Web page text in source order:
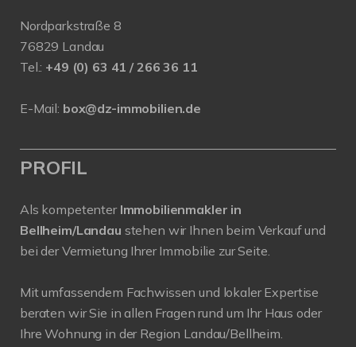
Nordparkstraße 8
76829 Landau
Tel.: +49 (0) 63 41 / 266 36 11
E-Mail: box@dz-immobilien.de
PROFIL
Als kompetenter Immobilienmakler in
Bellheim/Landau stehen wir Ihnen beim Verkauf und
bei der Vermietung Ihrer Immobilie zur Seite.
Mit umfassendem Fachwissen und lokaler Expertise
beraten wir Sie in allen Fragen rund um Ihr Haus oder
Ihre Wohnung in der Region Landau/Bellheim.